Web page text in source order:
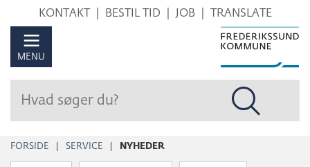
Hop
KONTAKT BESTIL TID JOB TRANSLATE
MENU
FORSIDE SERVICE NYHEDER